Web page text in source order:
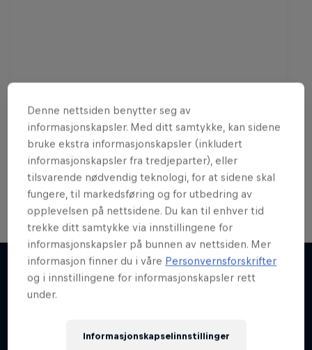
Red Bull Homerun - Hafjell
7 Mars 2026
ALPINT
Past event
Mer av dette
Making of: Unrailistic 2.0
Denne nettsiden benytter seg av
informasjonskapsler. Med ditt samtykke, kan sidene
bruke ekstra informasjonskapsler (inkludert
informasjonskapsler fra tredjeparter), eller
tilsvarende nødvendig teknologi, for at sidene skal
fungere, til markedsføring og for utbedring av
opplevelsen på nettsidene. Du kan til enhver tid
trekke ditt samtykke via innstillingene for
informasjonskapsler på bunnen av nettsiden. Mer
informasjon finner du i våre Personvernsforskrifter
og i innstillingene for informasjonskapsler rett
under.
Informasjonskapselinnstillinger